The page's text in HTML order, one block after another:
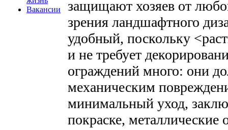
Вакансии
защищают хозяев от
зрения ландшафтного
удобный, поскольку
и не требует
ограждений много: они
механическим
минимальный уход,
покраске, металлические